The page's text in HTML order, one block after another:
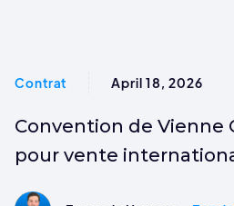
Contrat April 18, 2026
Convention de Vienne
pour vente